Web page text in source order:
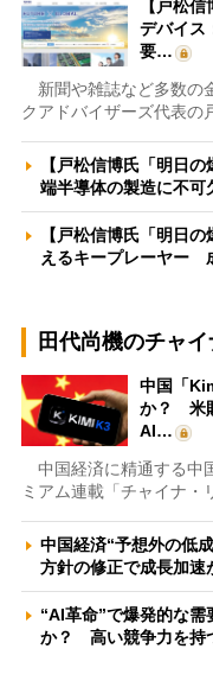
【戸松
デバイス
要…
新聞や雑誌など多数の
クアドバイザーズ代表
【戸松信博氏「明日
端半導体の製造に不
【戸松信博氏「明日
えるキープレーヤー
田代尚機のチャ
中国「
か？ 米
AI…
中国経済に精通する中
ミアム連載「チャイナ
中国経済“予想外の低
方針の修正で成長加
“AI革命”で爆発的な
か？ 高い競争力を持